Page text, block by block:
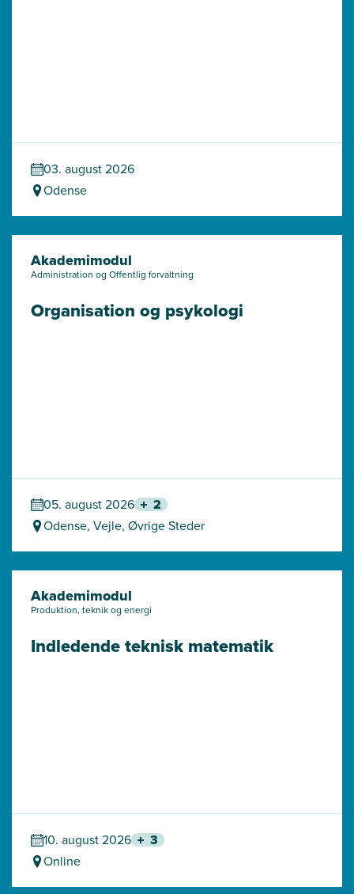
03. august 2026
Odense
Akademimodul
Administration og Offentlig forvaltning
Organisation og psykologi
05. august 2026 2
Odense, Vejle, Øvrige Steder
Akademimodul
Produktion, teknik og energi
Indledende teknisk matematik
10. august 2026 3
Online